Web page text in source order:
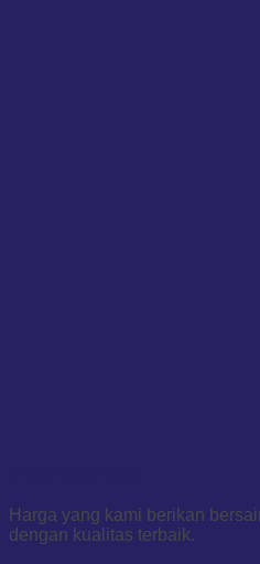
Harga yang kami berikan
dengan kualitas terbaik.